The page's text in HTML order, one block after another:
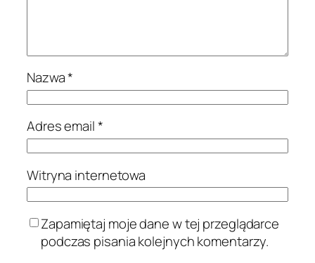
Nazwa*
Adres email*
Witryna internetowa
Zapamiętaj moje dane w tej przeglądarce
podczas pisania kolejnych komentarzy.